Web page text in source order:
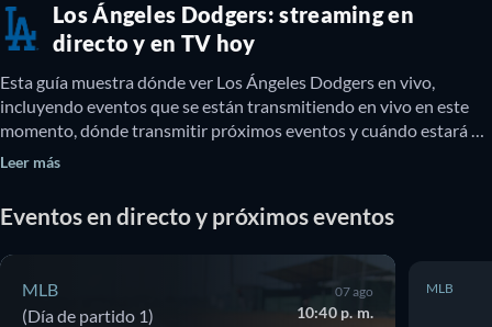
Los Ángeles Dodgers: streaming en
directo y en TV hoy
Esta guía muestra dónde ver Los Ángeles Dodgers en vivo,
incluyendo eventos que se están transmitiendo en vivo en este
momento, dónde transmitir próximos eventos y cuándo estará
disponible Los Ángeles Dodgers en TV. También podés enterarte
Leer más
Eventos en directo y próximos eventos
MLB
(Día de partido 1)
07 ago
10:40 p. m.
MLB